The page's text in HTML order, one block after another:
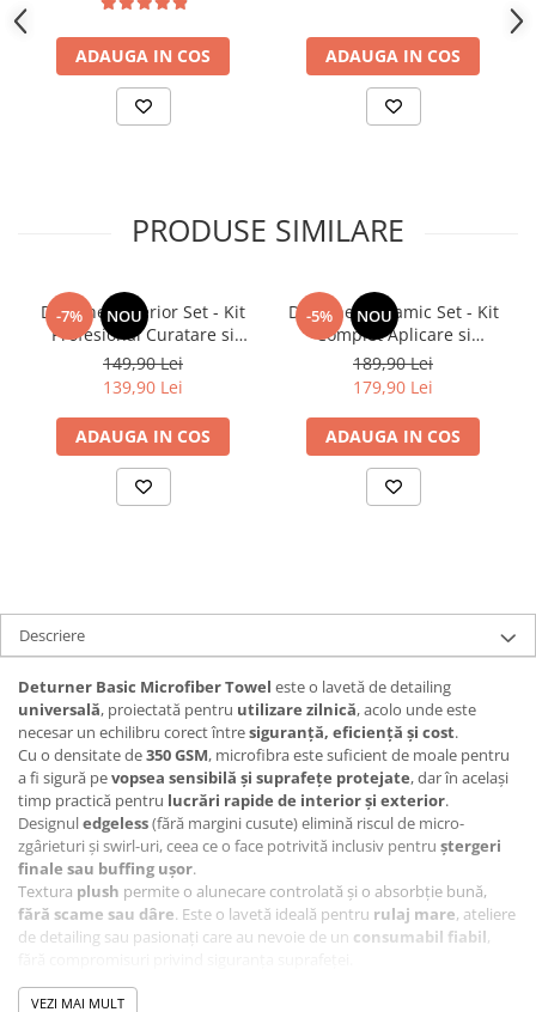
ADAUGA IN COS ADAUGA IN COS
PRODUSE SIMILARE
-7% NOU
Deturner Interior Set - Kit
Profesional Curatare si
Protectie Interior Auto cu
Accesorii Incluse, Finisaj
Satinat - ideal Cadou
149,90 Lei
139,90 Lei
ADAUGA IN COS
-5% NOU
Deturner Ceramic Set - Kit
Complet Aplicare si
Intretinere Coating Ceramic
cu Microfibra Inclusa, ideal
cadou
189,90 Lei
179,90 Lei
ADAUGA IN COS
Descriere
Deturner Basic Microfiber Towel este o lavetă de detailing
universală, proiectată pentru utilizare zilnică, acolo unde este
necesar un echilibru corect întresiguranță, eficiență și cost.
Cu o densitate de350 GSM, microfibra este suficient de moale pentru
a fi sigură pevopsea sensibilă și suprafețe protejate, dar în același
timp practică pentru lucrări rapide de interior și exterior.
Designuledgeless(fără margini cusute) elimină riscul de micro-
zgârieturi și swirl-uri, ceea ce o face potrivită inclusiv pentru ștergeri
finale sau buffing ușor.
Textura plush permite o alunecare controlată și o absorbție bună,
fără scame sau dâre. Este o lavetă ideală pentru rulaj mare, ateliere
de detailing sau pasionați care au nevoie de un consumabil fiabil,
VEZI MAI MULT